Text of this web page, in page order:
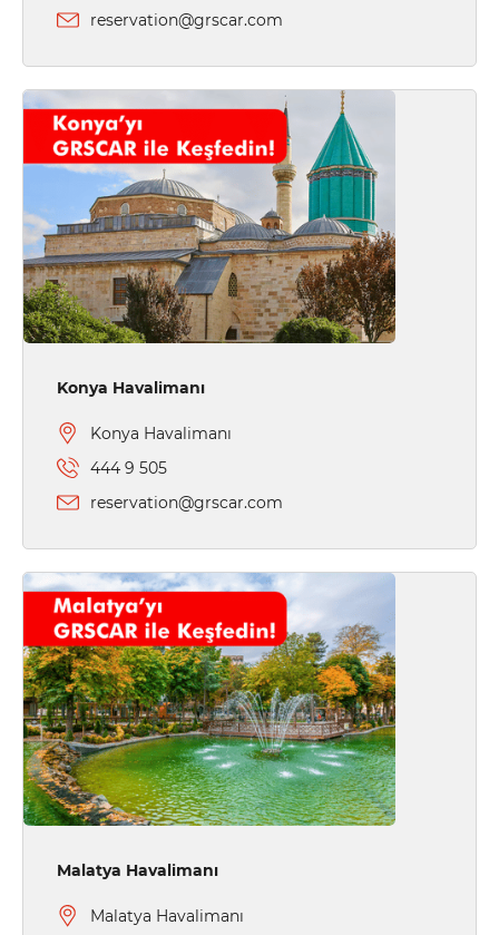
reservation@grscar.com
Konya Havalimanı
Konya Havalimanı
444 9 505
reservation@grscar.com
Malatya Havalimanı
Malatya Havalimanı